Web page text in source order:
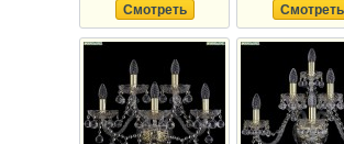
Смотреть Смотреть